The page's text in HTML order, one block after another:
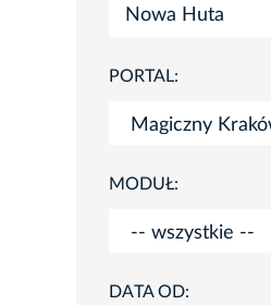
PORTAL:
MODUŁ:
DATA OD: